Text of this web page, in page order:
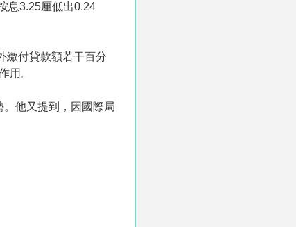
息3.25厘低出0.24
繳付貸款額若干百分
用。
他又提到，因國際局